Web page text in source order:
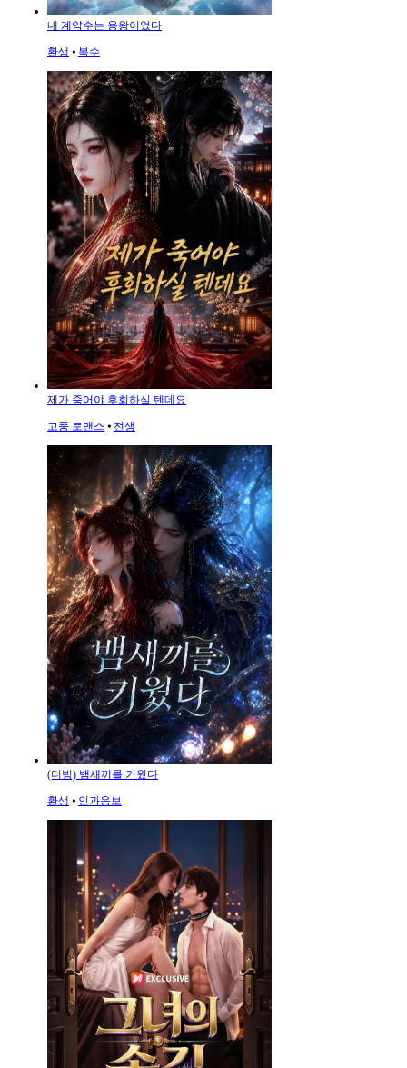
내 계약수는 용왕이었다
환생 ⦁ 복수
제가 죽어야 후회하실 텐데요
고풍 로맨스 ⦁ 전생
(더빙) 뱀새끼를 키웠다
환생 ⦁ 인과응보